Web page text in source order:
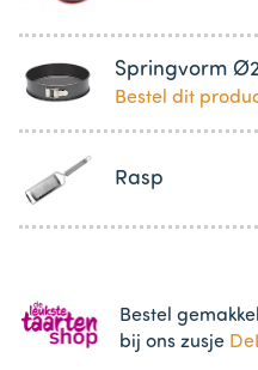
Springvorm
Bestel dit
Rasp
Bestel
bij ons zusje